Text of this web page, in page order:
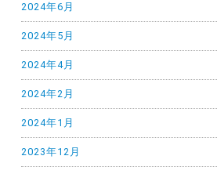
2024年6月
2024年5月
2024年4月
2024年2月
2024年1月
2023年12月